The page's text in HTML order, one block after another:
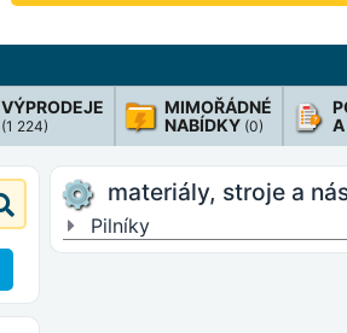
VÝPRODEJE
(1 224)
MIMOŘÁDNÉ
NABÍDKY (0)
A
materiály, stroje a
Pilníky